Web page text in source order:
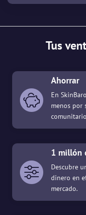
Tus
Ahorrar
En
menos por
comunitario
1 millón
Descubre
dinero en
mercado.